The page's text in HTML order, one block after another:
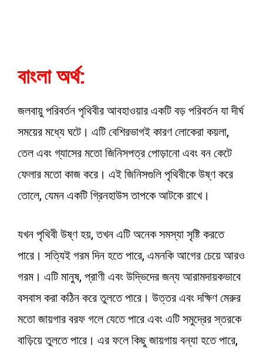
বাংলা অর্থ:
জলবায়ু পরিবর্তন পৃথিবীর আবহাওয়ার একটি বড় পরিবর্তন যা দীর্ঘ
সময়ের মধ্যে ঘটে। এটি বেশিরভাগই কারণ লোকেরা কয়লা,
তেল এবং গ্যাসের মতো জিনিসপত্র পোড়ানো এবং বন কেটে
ফেলার মতো কাজ করে। এই জিনিসগুলি পৃথিবীকে উষ্ণ করে
তোলে, যেমন একটি গ্রিনহাউস তাপকে আটকে রাখে।
যখন পৃথিবী উষ্ণ হয়, তখন এটি অনেক সমস্যা সৃষ্টি করতে
পারে। সত্যিই গরম দিন হতে পারে, এমনকি আগের চেয়ে আরও
গরম। এটি মানুষ, প্রাণী এবং উদ্ভিদের জন্য আরামদায়কভাবে
বসবাস করা কঠিন করে তুলতে পারে। উত্তর এবং দক্ষিণ মেরুর
মতো জায়গার বরফ গলে যেতে পারে এবং এটি সমুদ্রের স্তরকে
বাড়িয়ে তুলতে পারে। এর ফলে কিছু জায়গায় বন্যা হতে পারে,